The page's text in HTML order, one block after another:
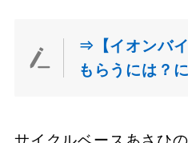
⇒【イオンバ
もらうには？